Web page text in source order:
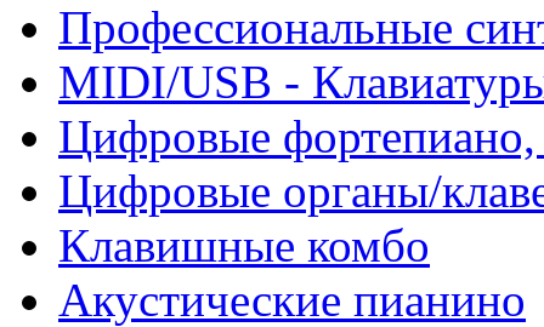
Профессиональные
MIDI/USB -
Цифровые
Цифровые органы/
Клавишные комбо
Акустические пианино